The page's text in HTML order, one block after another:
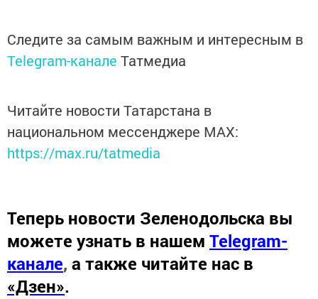
Следите за самым важным и интересным в
Telegram-канале Татмедиа
Читайте новости Татарстана в
национальном мессенджере MАХ:
https://max.ru/tatmedia
Теперь новости Зеленодольска вы
можете узнать в нашем Telegram-
канале, а также читайте нас в
«Дзен».